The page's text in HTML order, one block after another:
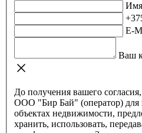
Имя
E-
До получения вашего
ООО "Бир Бай" (оператор) для
объектах недвижимости,
хранить, использовать,